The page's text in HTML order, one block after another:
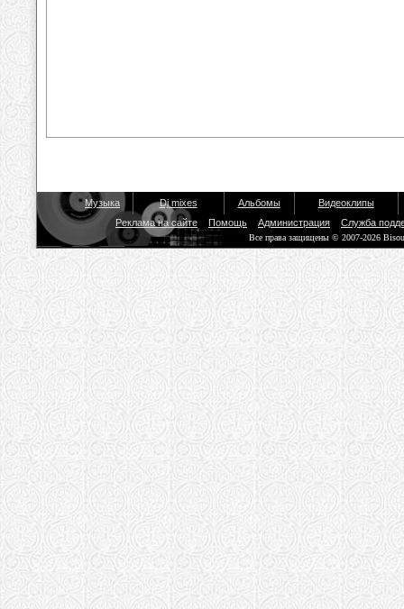
Музыка Dj mixes Альбомы
Видеоклипы
Реклама на сайте
Помощь Администрация Служба
Все права защищены © 2007-2026